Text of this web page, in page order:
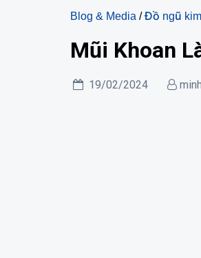
Blog & Media /Đồ ngũ kim
Mũi Khoan
19/02/2024